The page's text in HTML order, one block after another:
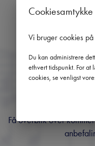
Brug
Få overblik over
Cookiesamtykke
Vi bruger cookies
Du kan administrere
ethvert tidspunkt. For
cookies, se venligst